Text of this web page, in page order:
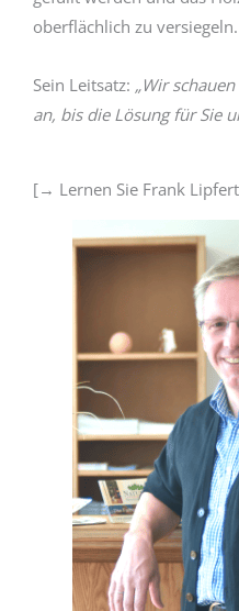
oberflächlich zu versiegeln.
Sein Leitsatz: „Wir
an, bis die Lösung für Sie
[→ Lernen Sie Frank